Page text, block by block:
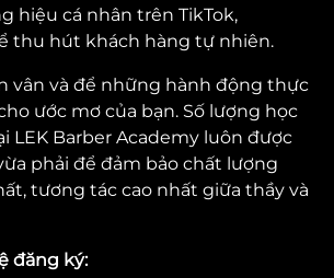
hiệu cá nhân trên TikTok,
thu hút khách hàng tự nhiên.
vân và để những hành động thực
ước mơ của bạn. Số lượng học
LEK Barber Academy luôn được
phải để đảm bảo chất lượng
tương tác cao nhất giữa thầy và
đăng ký: